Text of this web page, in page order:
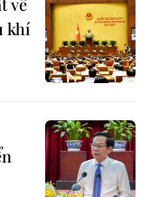
về
khí